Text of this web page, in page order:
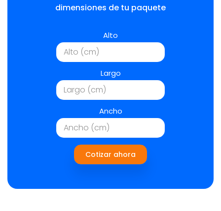
dimensiones de tu paquete
Alto
Largo
Ancho
Cotizar ahora